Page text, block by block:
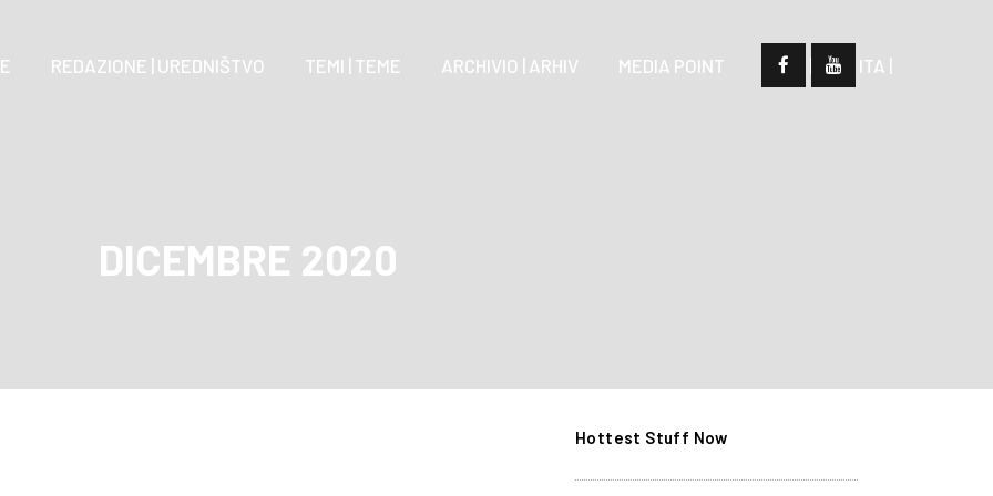
REDAZIONE | UREDNIŠTVO TEMI | TEME ARCHIVIO | ARHIV MEDIA POINT | SLO | | ITA |
DICEMBRE 2020
Hottest Stuff Now